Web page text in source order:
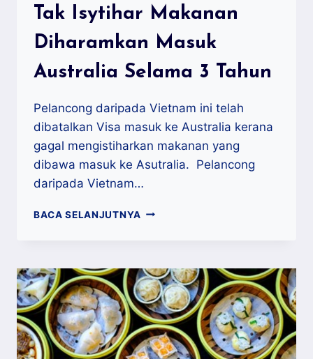
Tak Isytihar Makanan
Diharamkan Masuk
Australia Selama 3 Tahun
Pelancong daripada Vietnam ini telah
dibatalkan Visa masuk ke Australia kerana
gagal mengistiharkan makanan yang
dibawa masuk ke Asutralia. Pelancong
daripada Vietnam…
BACA SELANJUTNYA TAK
MASUK
AUSTRALIA
SELAMA
3
TAHUN